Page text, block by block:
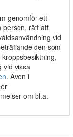
genomför ett
person, rätt att
vid
den som
vid vissa
. Även i
om bl.a.